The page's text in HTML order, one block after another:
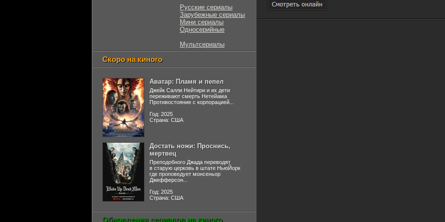
Русские сериалы
Зарубежные сериалы
Мини сериалы
Односерийные
Мультсериалы
Скоро на киного
Аватар: Пламя и пепел
Джейк Салли Нейтири и их дети
переживают смерть Нетейама
Противостояние с корпорацией...
Год: 2025
Страна: США
Достать ножи: Проснись,
мертвец
Преподобного Джада переводят
в старую церковь в штате НьюЙорк
где проповедует монсеньор
Джефферсон...
Год: 2025
Страна: США
Обновления сериалов на киного